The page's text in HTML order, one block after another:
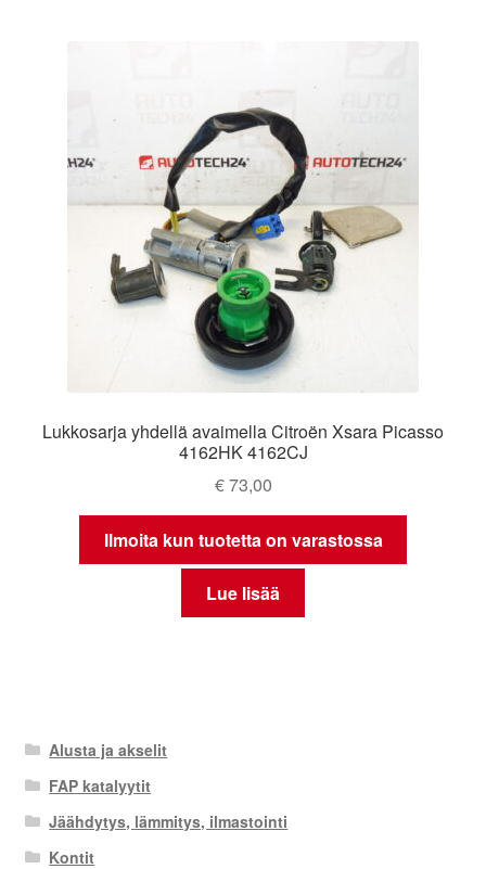
Lukkosarja yhdellä avaimella Citroën Xsara Picasso
4162HK 4162CJ
€73,00
Ilmoita kun tuotetta on varastossa
Lue lisää
Alusta ja akselit
FAP katalyytit
Jäähdytys, lämmitys, ilmastointi
Kontit